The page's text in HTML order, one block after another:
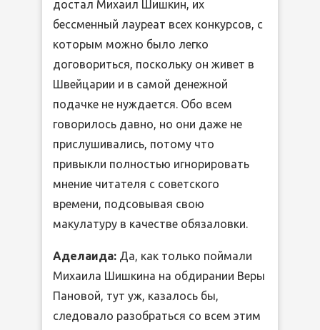
достал Михаил Шишкин, их
бессменный лауреат всех конкурсов, с
которым можно было легко
договориться, поскольку он живет в
Швейцарии и в самой денежной
подачке не нуждается. Обо всем
говорилось давно, но они даже не
прислушивались, потому что
привыкли полностью игнорировать
мнение читателя с советского
времени, подсовывая свою
макулатуру в качестве обязаловки.
Аделаида: Да, как только поймали
Михаила Шишкина на обдирании Веры
Пановой, тут уж, казалось бы,
следовало разобраться со всем этим